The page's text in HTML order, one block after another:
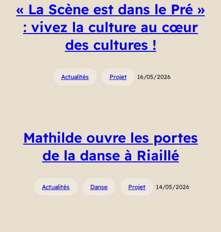
« La Scène est dans le Pré »
: vivez la culture au cœur
des cultures !
Actualités Projet 16/05/2026
Mathilde ouvre les portes
de la danse à Riaillé
Actualités Danse Projet 14/05/2026